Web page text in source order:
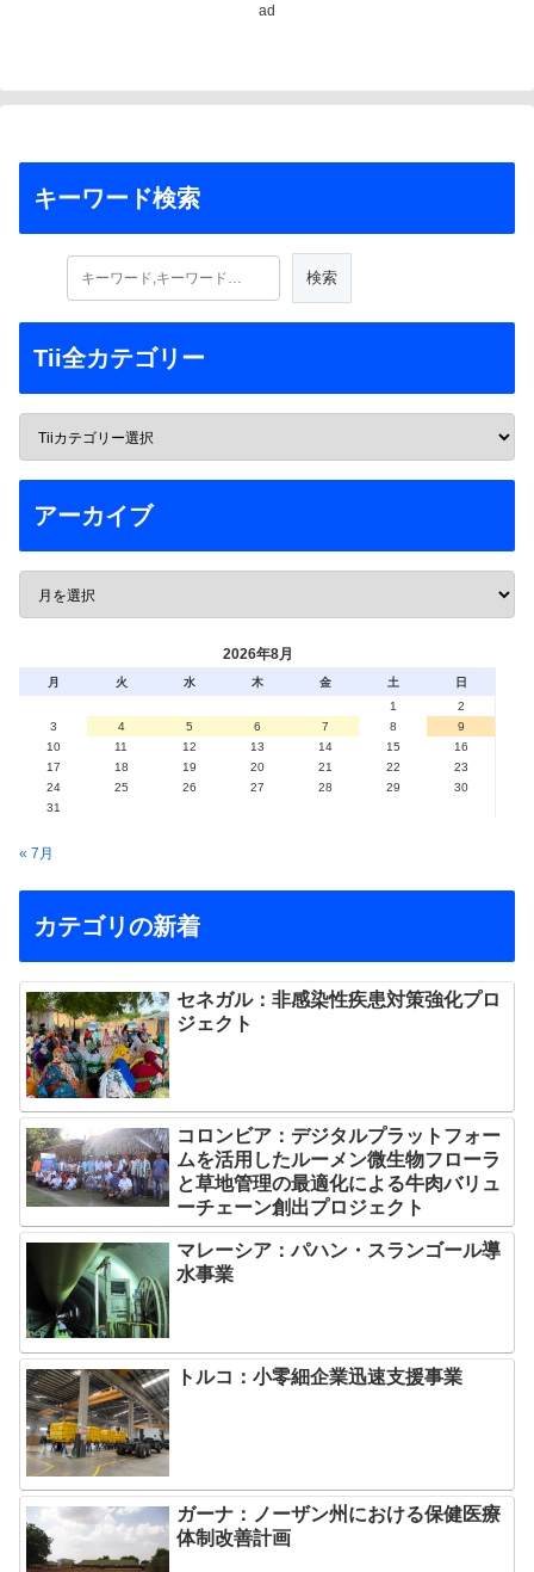
ad
キーワード検索
Tii全カテゴリー
アーカイブ
2026年8月
月 火 水 木 金 土
日
1
2
3
4 5 6 7 8
9
10
11 12 13 14 15
16
17
18 19 20 21 22
23
24
25 26 27 28 29
30
31
« 7月
カテゴリの新着
セネガル：非感染性疾患対策強化プロ
ジェクト
コロンビア：デジタルプラットフォー
ムを活用したルーメン微生物フローラ
と草地管理の最適化による牛肉バリュ
ーチェーン創出プロジェクト
マレーシア：パハン・スランゴール導
水事業
トルコ：小零細企業迅速支援事業
ガーナ：ノーザン州における保健医療
体制改善計画